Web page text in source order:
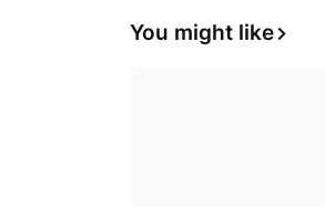
You might like